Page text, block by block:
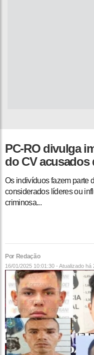
PC-RO divulga
do CV acusados
Os indivíduos fazem parte
considerados líderes ou
criminosa...
Por Redação
16/01/2025 10:01:30 - Atualizado há